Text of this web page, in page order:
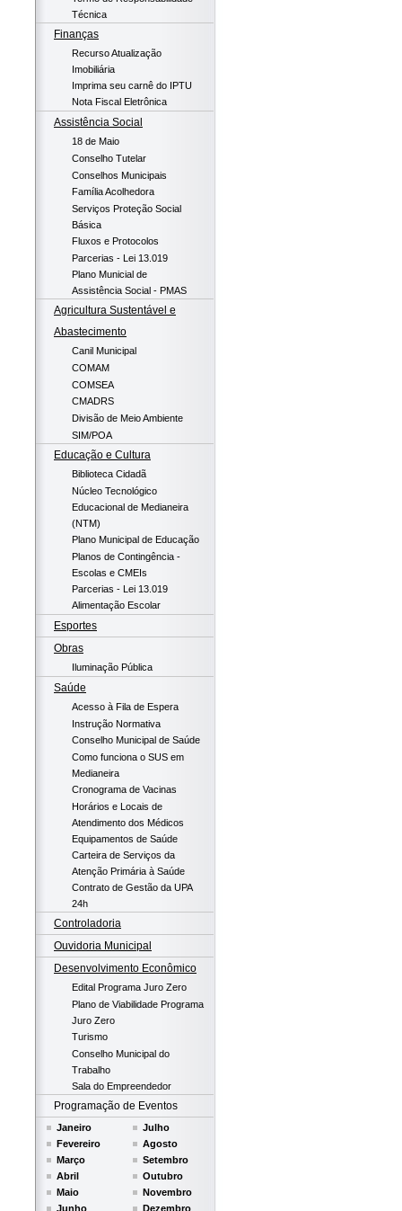
Técnica
Finanças
Recurso Atualização
Imobiliária
Imprima seu carnê do IPTU
Nota Fiscal Eletrônica
Assistência Social
18 de Maio
Conselho Tutelar
Conselhos Municipais
Família Acolhedora
Serviços Proteção Social
Básica
Fluxos e Protocolos
Parcerias - Lei 13.019
Plano Municial de
Assistência Social - PMAS
Agricultura Sustentável e
Abastecimento
Canil Municipal
COMAM
COMSEA
CMADRS
Divisão de Meio Ambiente
SIM/POA
Educação e Cultura
Biblioteca Cidadã
Núcleo Tecnológico
Educacional de Medianeira
(NTM)
Plano Municipal de Educação
Planos de Contingência -
Escolas e CMEIs
Parcerias - Lei 13.019
Alimentação Escolar
Esportes
Obras
Iluminação Pública
Saúde
Acesso à Fila de Espera
Instrução Normativa
Conselho Municipal de Saúde
Como funciona o SUS em
Medianeira
Cronograma de Vacinas
Horários e Locais de
Atendimento dos Médicos
Equipamentos de Saúde
Carteira de Serviços da
Atenção Primária à Saúde
Contrato de Gestão da UPA
24h
Controladoria
Ouvidoria Municipal
Desenvolvimento Econômico
Edital Programa Juro Zero
Plano de Viabilidade Programa
Juro Zero
Turismo
Conselho Municipal do
Trabalho
Sala do Empreendedor
Programação de Eventos
Janeiro
Fevereiro
Março
Abril
Maio
Junho
Julho
Agosto
Setembro
Outubro
Novembro
Dezembro